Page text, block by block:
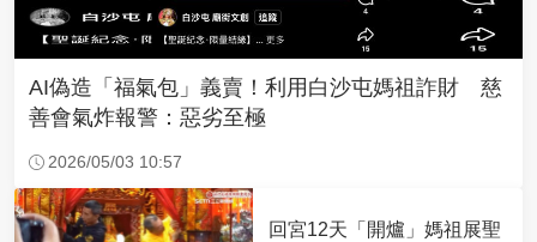
AI偽造「福氣包」義賣！利用白沙屯媽祖詐財 慈
善會氣炸報警：惡劣至極
2026/05/03 10:57
回宮12天「開爐」媽祖展聖